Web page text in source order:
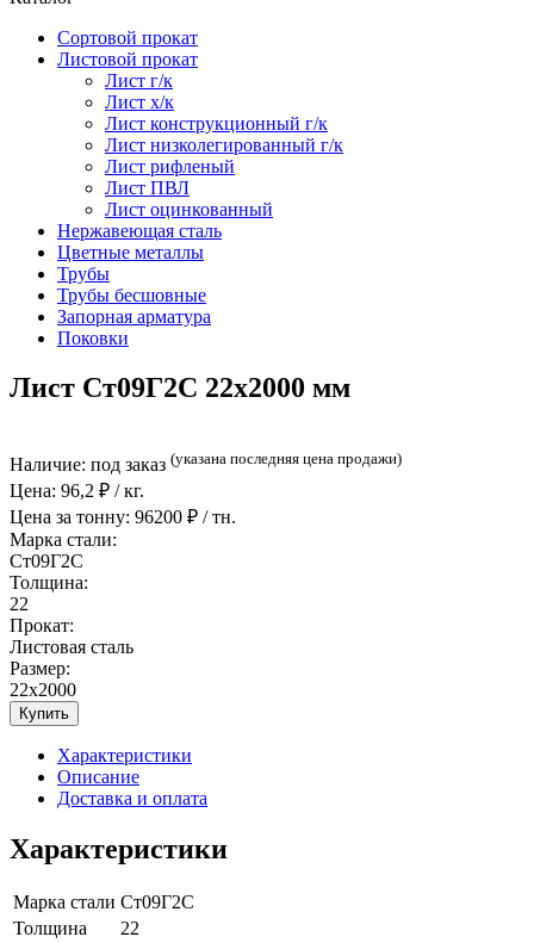
Сортовой прокат
Листовой прокат
Лист г/к
Лист х/к
Лист конструкционный г/к
Лист низколегированный г/к
Лист рифленый
Лист ПВЛ
Лист оцинкованный
Нержавеющая сталь
Цветные металлы
Трубы
Трубы бесшовные
Запорная арматура
Поковки
Лист Ст09Г2С 22x2000 мм
Наличие: под заказ (указана последняя цена продажи)
Цена: 96,2 ₽ / кг.
Цена за тонну: 96200 ₽ / тн.
Марка стали:
Ст09Г2С
Толщина:
22
Прокат:
Листовая сталь
Размер:
22x2000
Купить
Характеристики
Описание
Доставка и оплата
Характеристики
Марка стали Ст09Г2С
Толщина
22